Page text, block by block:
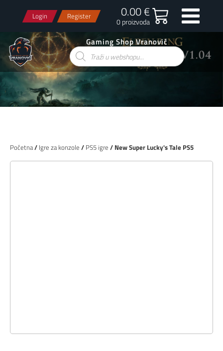
Login Register 0.00 €
0 proizvoda
Gaming Shop Vranović
Products
search
Početna/ Igre za konzole / PS5 igre / New Super Lucky's Tale PS5